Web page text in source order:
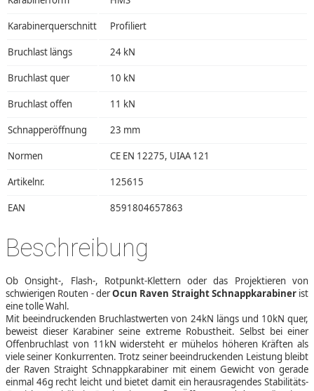
Karabinerquerschnitt Profiliert
Bruchlast längs 24 kN
Bruchlast quer 10 kN
Bruchlast offen 11 kN
Schnapperöffnung 23 mm
Normen CE EN 12275, UIAA 121
Artikelnr. 125615
EAN 8591804657863
Beschreibung
Ob Onsight-, Flash-, Rotpunkt-Klettern oder das Projektieren von
schwierigen Routen - derOcun Raven Straight Schnappkarabinerist
eine tolle Wahl.
Mit beeindruckenden Bruchlastwerten von 24kN längs und 10kN quer,
beweist dieser Karabiner seine extreme Robustheit. Selbst bei einer
Offenbruchlast von 11kN widersteht er mühelos höheren Kräften als
viele seiner Konkurrenten. Trotz seiner beeindruckenden Leistung bleibt
der Raven Straight Schnappkarabiner mit einem Gewicht von gerade
einmal 46g recht leicht und bietet damit ein herausragendes Stabilitäts-